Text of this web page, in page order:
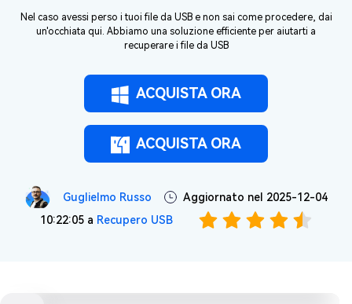
Nel caso avessi perso i tuoi file da USB e non sai come procedere, dai
un'occhiata qui. Abbiamo una soluzione efficiente per aiutarti a
recuperare i file da USB
ACQUISTA ORA
ACQUISTA ORA
Guglielmo Russo
Aggiornato nel 2025-12-04
10:22:05 a Recupero USB